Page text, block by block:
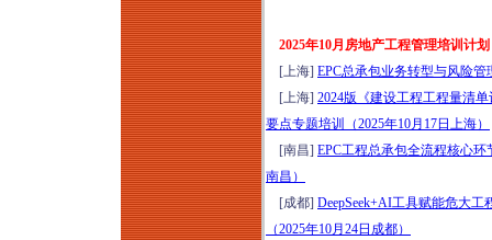
2025年10月房地产工程管理培训计划
[上海] EPC总承包业务转型与风险管
[上海] 2024版《建设工程工程量清
要点专题培训（2025年10月17日上海）
[南昌] EPC工程总承包全流程核心
南昌）
[成都] DeepSeek+AI工具赋能危大
（2025年10月24日成都）